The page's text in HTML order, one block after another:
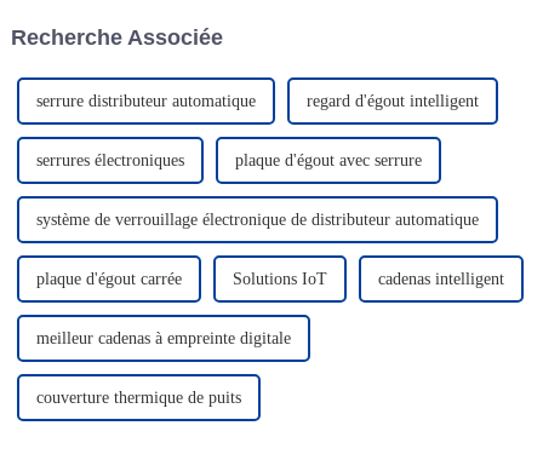
peuvent expérimenter en
Recherche Associée
serrure distributeur automatique regard d'égout intelligent
serrures électroniques plaque d'égout avec serrure
système de verrouillage électronique de distributeur automatique
plaque d'égout carrée Solutions IoT cadenas intelligent
meilleur cadenas à empreinte digitale
couverture thermique de puits